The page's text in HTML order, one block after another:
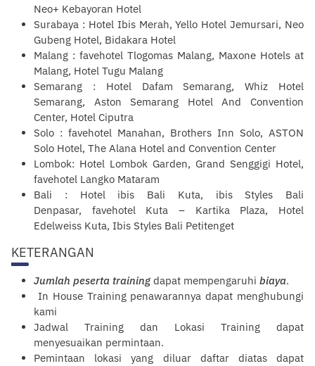
Neo+ Kebayoran Hotel
Surabaya : Hotel Ibis Merah, Yello Hotel Jemursari, Neo
Gubeng Hotel, Bidakara Hotel
Malang : favehotel Tlogomas Malang, Maxone Hotels at
Malang, Hotel Tugu Malang
Semarang : Hotel Dafam Semarang, Whiz Hotel
Semarang, Aston Semarang Hotel And Convention
Center, Hotel Ciputra
Solo : favehotel Manahan, Brothers Inn Solo, ASTON
Solo Hotel, The Alana Hotel and Convention Center
Lombok: Hotel Lombok Garden, Grand Senggigi Hotel,
favehotel Langko Mataram
Bali : Hotel ibis Bali Kuta, ibis Styles Bali
Denpasar, favehotel Kuta – Kartika Plaza, Hotel
Edelweiss Kuta, Ibis Styles Bali Petitenget
KETERANGAN
Jumlah peserta trainingdapat mempengaruhi biaya.
In House Training penawarannya dapat menghubungi
kami
Jadwal Training dan Lokasi Training dapat
menyesuaikan permintaan.
Pemintaan lokasi yang diluar daftar diatas dapat